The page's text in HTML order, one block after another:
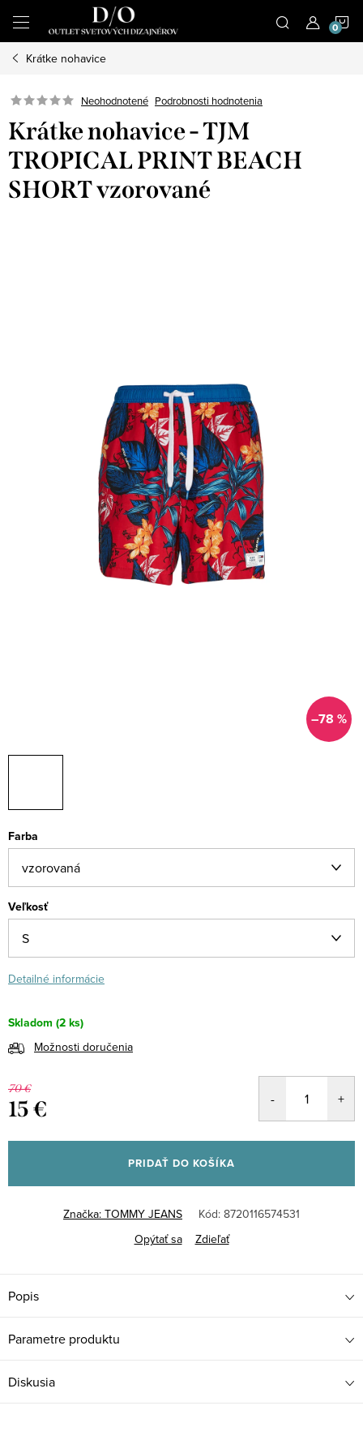
obsah
Krátke nohavice
Neohodnotené Podrobnosti hodnotenia
Krátke nohavice - TJM
TROPICAL PRINT BEACH
SHORT vzorované
–78 %
Farba
Veľkosť
Detailné informácie
Skladom (2 ks)
Možnosti doručenia
70 €
15 €
cena:
PRIDAŤ DO KOŠÍKA
Značka: TOMMY JEANS Kód: 8720116574531
Opýtať sa
Zdieľať
Popis
Parametre produktu
Diskusia